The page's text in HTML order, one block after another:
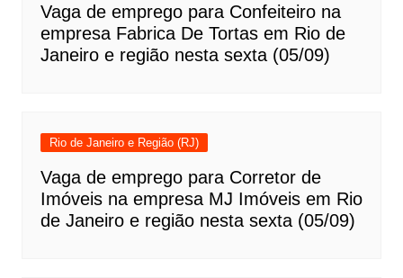
Vaga de emprego para Confeiteiro na
empresa Fabrica De Tortas em Rio de
Janeiro e região nesta sexta (05/09)
Rio de Janeiro e Região (RJ)
Vaga de emprego para Corretor de
Imóveis na empresa MJ Imóveis em Rio
de Janeiro e região nesta sexta (05/09)